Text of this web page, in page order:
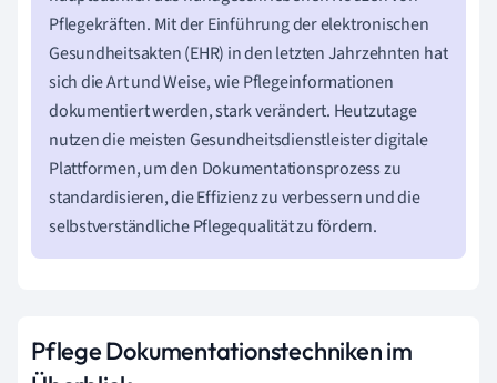
Pflegekräften. Mit der Einführung der elektronischen
Gesundheitsakten (EHR) in den letzten Jahrzehnten hat
sich die Art und Weise, wie Pflegeinformationen
dokumentiert werden, stark verändert. Heutzutage
nutzen die meisten Gesundheitsdienstleister digitale
Plattformen, um den Dokumentationsprozess zu
standardisieren, die Effizienz zu verbessern und die
selbstverständliche Pflegequalität zu fördern.
Pflege Dokumentationstechniken im